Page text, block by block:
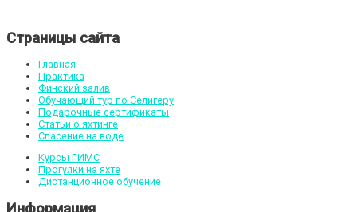
Страницы сайта
Главная
Практика
Финский залив
Обучающий тур по Селигеру
Подарочные сертификаты
Статьи о яхтинге
Спасение на воде
Курсы ГИМС
Прогулки на яхте
Дистанционное обучение
Информация